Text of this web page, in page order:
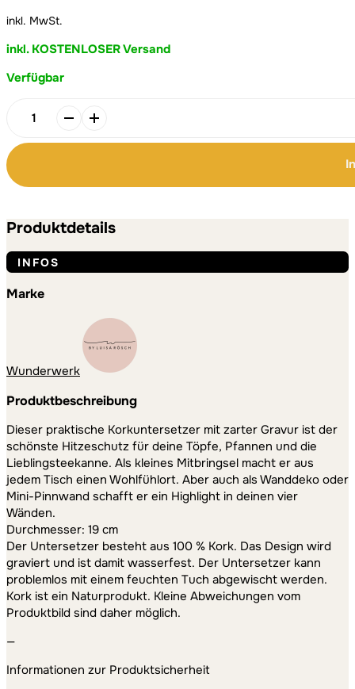
inkl. MwSt.
inkl. KOSTENLOSER Versand
Verfügbar
Korkuntersetzer
ALS
GENUG
Produktdetails
INFOS
Marke
Wunderwerk
Produktbeschreibung
Dieser praktische Korkuntersetzer mit zarter Gravur ist der
schönste Hitzeschutz für deine Töpfe, Pfannen und die
Lieblingsteekanne. Als kleines Mitbringsel macht er aus
jedem Tisch einen Wohlfühlort. Aber auch als Wanddeko oder
Mini-Pinnwand schafft er ein Highlight in deinen vier
Wänden.
Durchmesser: 19 cm
Der Untersetzer besteht aus 100 % Kork. Das Design wird
graviert und ist damit wasserfest. Der Untersetzer kann
problemlos mit einem feuchten Tuch abgewischt werden.
Kork ist ein Naturprodukt. Kleine Abweichungen vom
Produktbild sind daher möglich.
—
Informationen zur Produktsicherheit